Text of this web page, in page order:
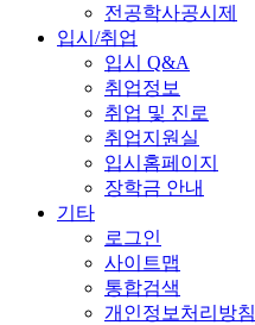
전공학사공시제
입시/취업
입시 Q&A
취업정보
취업 및 진로
취업지원실
입시홈페이지
장학금 안내
기타
로그인
사이트맵
통합검색
개인정보처리방침